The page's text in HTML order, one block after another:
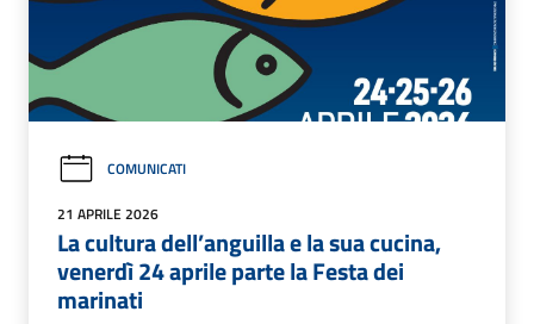
COMUNICATI
21 APRILE 2026
La cultura dell’anguilla e la sua cucina,
venerdì 24 aprile parte la Festa dei
marinati